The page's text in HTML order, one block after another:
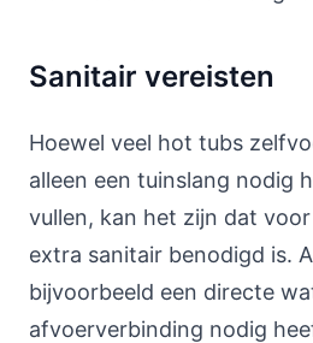
Sanitair vereisten
Hoewel veel hot tubs
alleen een tuinslang nodig
vullen, kan het zijn dat
extra sanitair benodigd is.
bijvoorbeeld een directe
afvoerverbinding nodig